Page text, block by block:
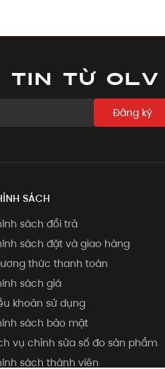
tin từ OLV
Đăng ký
SÁCH
sách đổi trả
sách đặt và giao hàng
thức thanh toán
sách giá
khoản sử dụng
sách bảo mật
vụ chỉnh sửa số đo sản phẩm
sách thành viên